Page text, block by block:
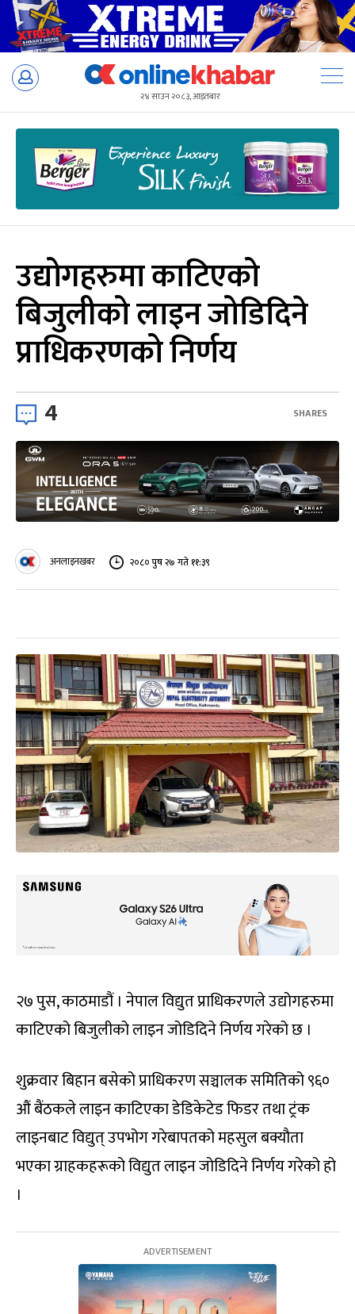
Skip
२४ साउन २०८३, आइतबार
उद्योगहरुमा काटिएको
बिजुलीको लाइन जोडिदिने
प्राधिकरणको निर्णय
4 SHARES
अनलाइनखबर २०८० पुष २७ गते ११:३९
२७ पुस, काठमाडौं । नेपाल विद्युत प्राधिकरणले उद्योगहरुमा
काटिएको बिजुलीको लाइन जोडिदिने निर्णय गरेको छ ।
शुक्रवार बिहान बसेको प्राधिकरण सञ्चालक समितिको ९६०
औं बैंठकले लाइन काटिएका डेडिकेटेड फिडर तथा ट्रंक
लाइनबाट विद्युत् उपभोग गरेबापतको महसुल बक्यौता
भएका ग्राहकहरूको विद्युत लाइन जोडिदिने निर्णय गरेको हो
।